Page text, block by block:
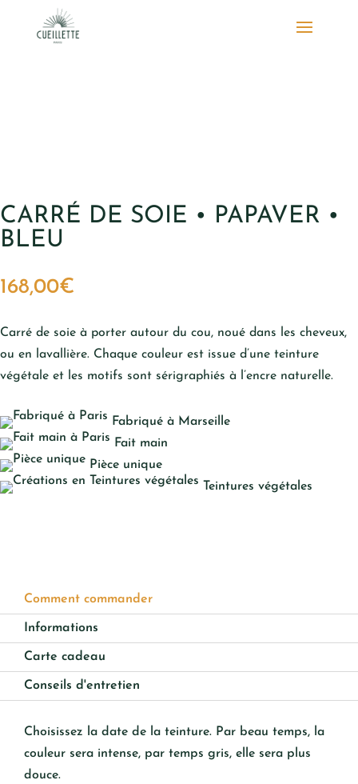
CARRÉ DE SOIE • PAPAVER •
BLEU
168,00€
Carré de soie à porter autour du cou, noué dans les cheveux,
ou en lavallière. Chaque couleur est issue d’une teinture
végétale et les motifs sont sérigraphiés à l’encre naturelle.
Fabriqué à Marseille
Fait main
Pièce unique
Teintures végétales
Comment commander
Informations
Carte cadeau
Conseils d'entretien
Choisissez la date de la teinture. Par beau temps, la
couleur sera intense, par temps gris, elle sera plus
douce.